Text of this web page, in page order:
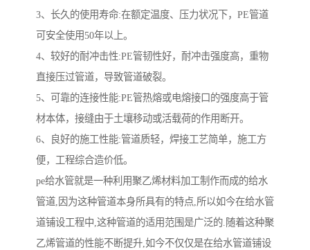
3、长久的使用寿命:在额定温度、压力状况下，PE管道
可安全使用50年以上。
4、较好的耐冲击性:PE管韧性好，耐冲击强度高，重物
直接压过管道，导致管道破裂。
5、可靠的连接性能:PE管热熔或电熔接口的强度高于管
材本体，接缝由于土壤移动或活载荷的作用断开。
6、良好的施工性能:管道质轻，焊接工艺简单，施工方
便，工程综合造价低。
pe给水管就是一种利用聚乙烯材料加工制作而成的给水
管道,因为这种管道本身所具有的特点,所以如今在给水管
道铺设工程中,这种管道的适用范围是广泛的.随着这种聚
乙烯管道的性能不断提升,如今不仅仅是在给水管道铺设